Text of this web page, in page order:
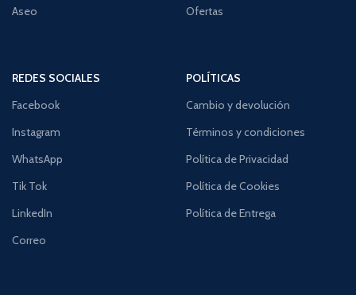
Aseo
Ofertas
REDES SOCIALES
Facebook
Instagram
WhatsApp
Tik Tok
LinkedIn
Correo
POLÍTICAS
Cambio y devolución
Términos y condiciones
Política de Privacidad
Política de Cookies
Política de Entrega